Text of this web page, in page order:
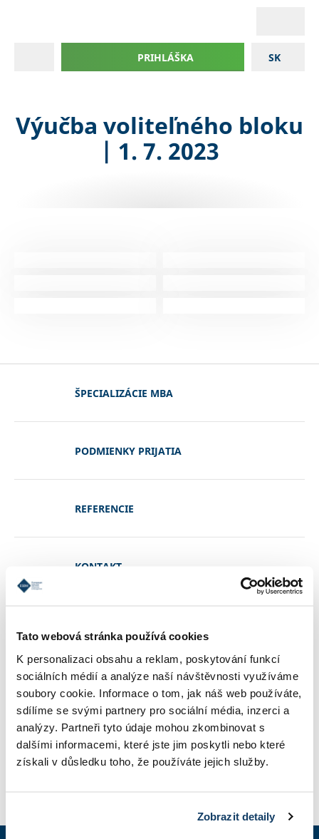
Tato webová stránka používá cookies
K personalizaci obsahu a reklam, poskytování funkcí
sociálních médií a analýze naší návštěvnosti využíváme
soubory cookie. Informace o tom, jak náš web používáte,
sdílíme se svými partnery pro sociální média, inzerci a
analýzy. Partneři tyto údaje mohou zkombinovat s
dalšími informacemi, které jste jim poskytli nebo které
získali v důsledku toho, že používáte jejich služby.
Zobrazit detaily
SK
PRIHLÁŠKA
Výučba voliteľného bloku
| 1. 7. 2023
ŠPECIALIZÁCIE MBA
PODMIENKY PRIJATIA
REFERENCIE
KONTAKT
ŠKOLNÉ
FOTOGALÉRIA